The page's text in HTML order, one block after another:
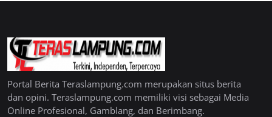
Portal Berita Teraslampung.com merupakan situs berita
dan opini. Teraslampung.com memiliki visi sebagai Media
Online Profesional, Gamblang, dan Berimbang.